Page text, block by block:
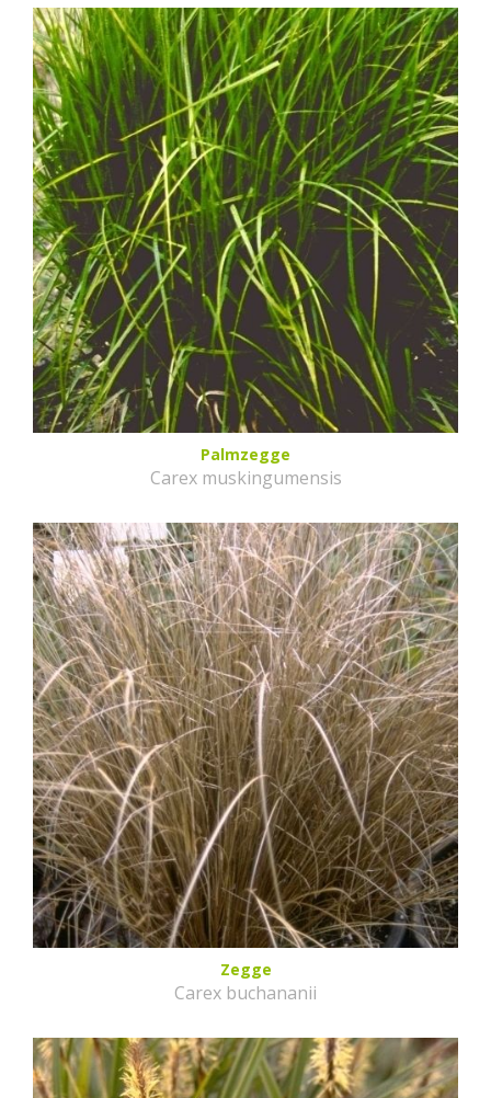
Palmzegge
Carex muskingumensis
Zegge
Carex buchananii